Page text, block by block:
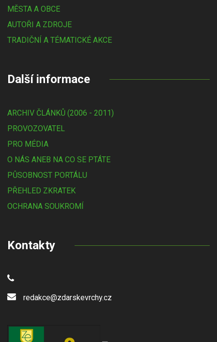
MĚSTA A OBCE
AUTOŘI A ZDROJE
TRADIČNÍ A TÉMATICKÉ AKCE
Další informace
ARCHIV ČLÁNKŮ (2006 - 2011)
PROVOZOVATEL
PRO MÉDIA
O NÁS ANEB NA CO SE PTÁTE
PŮSOBNOST PORTÁLU
PŘEHLED ZKRATEK
OCHRANA SOUKROMÍ
Kontakty
redakce@zdarskevrchy.cz